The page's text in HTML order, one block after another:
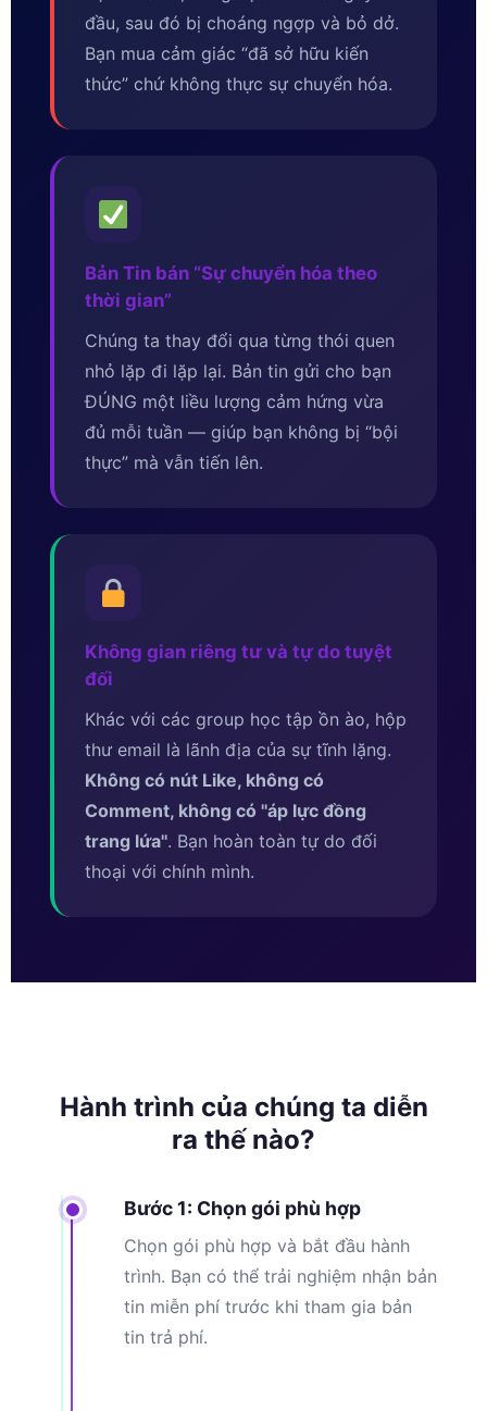
đầu, sau đó bị choáng ngợp và bỏ dở.
Bạn mua cảm giác “đã sở hữu kiến
thức” chứ không thực sự chuyển hóa.
Bản Tin bán “Sự chuyển hóa theo
thời gian”
Chúng ta thay đổi qua từng thói quen
nhỏ lặp đi lặp lại. Bản tin gửi cho bạn
ĐÚNG một liều lượng cảm hứng vừa
đủ mỗi tuần — giúp bạn không bị “bội
thực” mà vẫn tiến lên.
Không gian riêng tư và tự do tuyệt
đối
Khác với các group học tập ồn ào, hộp
thư email là lãnh địa của sự tĩnh lặng.
Không có nút Like, không có
Comment, không có ''áp lực đồng
trang lứa''. Bạn hoàn toàn tự do đối
thoại với chính mình.
Hành trình của chúng ta diễn
ra thế nào?
Bước 1: Chọn gói phù hợp
Chọn gói phù hợp và bắt đầu hành
trình. Bạn có thể trải nghiệm nhận bản
tin miễn phí trước khi tham gia bản
tin trả phí.